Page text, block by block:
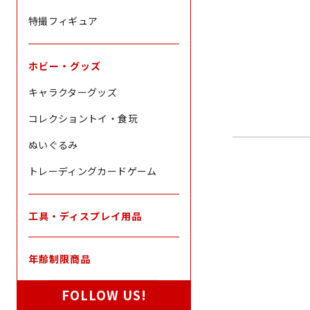
特撮フィギュア
ホビー・グッズ
キャラクターグッズ
コレクショントイ・食玩
ぬいぐるみ
トレーディングカードゲーム
工具・ディスプレイ用品
年齢制限商品
FOLLOW US!